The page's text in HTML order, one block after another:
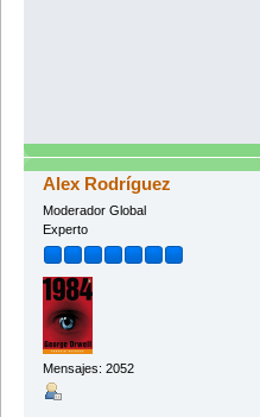
Alex Rodríguez
Moderador Global
Experto
Mensajes: 2052